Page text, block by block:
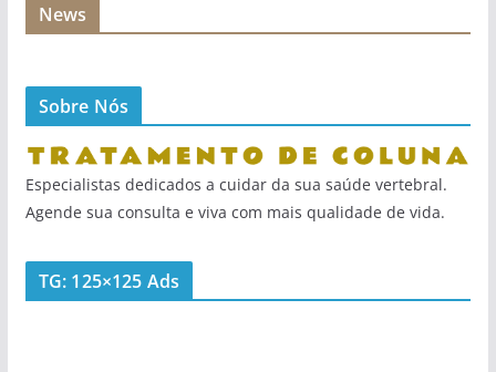
News
Sobre Nós
Especialistas dedicados a cuidar da sua saúde vertebral.
Agende sua consulta e viva com mais qualidade de vida.
TG: 125×125 Ads